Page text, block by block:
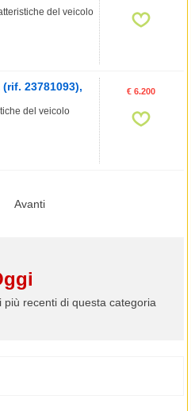
del veicolo
(rif. 23781093),
del veicolo
€ 6.200
Avanti
recenti di questa categoria